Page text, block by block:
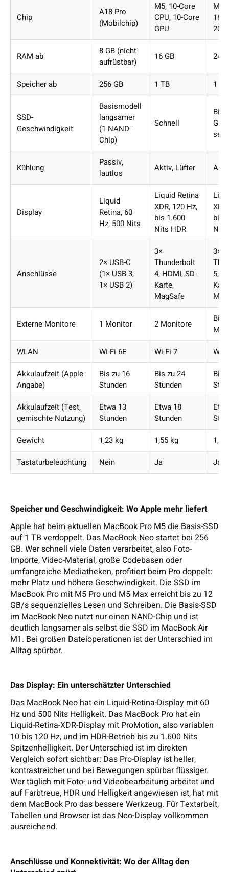
Chip
A18 Pro
(Mobilchip)
M5, 10-Core
CPU, 10-Core
GPU
M5
18-
20-
RAM ab
8 GB (nicht
aufrüstbar)
16 GB 24
Speicher ab 256 GB 1 TB 1 TB
SSD-
Geschwindigkeit
Basismodell
langsamer
(1 NAND-
Chip)
Schnell
Bis
GB/
Kühlung
Passiv,
lautlos
Aktiv, Lüfter
Display
Liquid
Retina, 60
Hz, 500 Nits
Liquid Retina
XDR, 120 Hz,
bis 1.600
Nits HDR
bis
Nits
Anschlüsse
2× USB-C
(1× USB 3,
1× USB 2)
3×
Thunderbolt
4, HDMI, SD-
Karte,
MagSafe
3×
5,
Externe Monitore 1 Monitor 2 Monitore
Bis
WLAN
Wi-Fi 6E Wi-Fi 7
Wi-
Akkulaufzeit (Apple-
Angabe)
Bis zu 16
Stunden
Bis zu 24
Stunden
Bis
Akkulaufzeit (Test,
gemischte Nutzung)
Etwa 13
Stunden
Etwa 18
Stunden
Gewicht
1,23 kg 1,55 kg
Tastaturbeleuchtung
Nein Ja Ja
Speicher und Geschwindigkeit: Wo Apple mehr liefert
Apple hat beim aktuellen MacBook Pro M5 die Basis-SSD
auf 1 TB verdoppelt. Das MacBook Neo startet bei 256
GB. Wer schnell viele Daten verarbeitet, also Foto-
Importe, Video-Material, große Codebasen oder
umfangreiche Mediatheken, profitiert beim Pro doppelt:
mehr Platz und höhere Geschwindigkeit. Die SSD im
MacBook Pro mit M5 Pro und M5 Max erreicht bis zu 12
GB/s sequenzielles Lesen und Schreiben. Die Basis-SSD
im MacBook Neo nutzt nur einen NAND-Chip und ist
deutlich langsamer als selbst die SSD im MacBook Air
M1. Bei großen Dateioperationen ist der Unterschied im
Alltag spürbar.
Das Display: Ein unterschätzter Unterschied
Das MacBook Neo hat ein Liquid-Retina-Display mit 60
Hz und 500 Nits Helligkeit. Das MacBook Pro hat ein
Liquid-Retina-XDR-Display mit ProMotion, also variablen
10 bis 120 Hz, und im HDR-Betrieb bis zu 1.600 Nits
Spitzenhelligkeit. Der Unterschied ist im direkten
Vergleich sofort sichtbar: Das Pro-Display ist heller,
kontrastreicher und bei Bewegungen spürbar flüssiger.
Wer täglich mit Foto- und Videobearbeitung arbeitet und
auf Farbtreue, HDR und Helligkeit angewiesen ist, hat mit
dem MacBook Pro das bessere Werkzeug. Für Textarbeit,
Tabellen und Browser ist das Neo-Display vollkommen
ausreichend.
Anschlüsse und Konnektivität: Wo der Alltag den